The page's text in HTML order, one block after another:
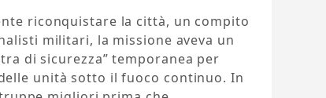
riconquistare la città, un compito
militari, la missione aveva un
di sicurezza” temporanea per
unità sotto il fuoco continuo. In